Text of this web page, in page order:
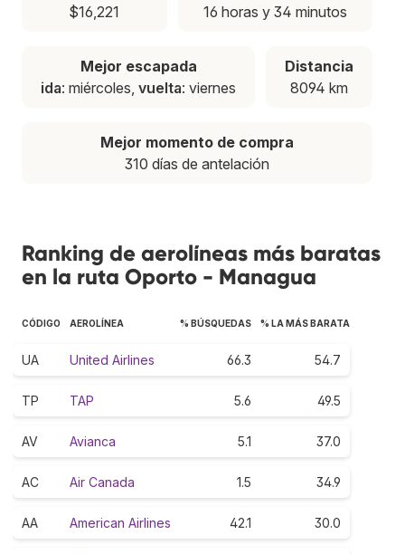
$16,221
16 horas y 34 minutos
Mejor escapada
ida: miércoles, vuelta: viernes
Distancia
8094 km
Mejor momento de compra
310 días de antelación
Ranking de aerolíneas más baratas
en la ruta Oporto - Managua
CÓDIGO AEROLÍNEA % BÚSQUEDAS % LA MÁS BARATA
UA United Airlines 66.3 54.7
TP TAP 5.6 49.5
AV Avianca 5.1 37.0
AC Air Canada 1.5 34.9
AA American Airlines 42.1 30.0